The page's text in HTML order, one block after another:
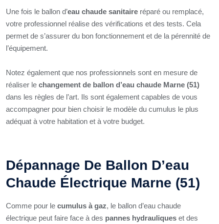
Une fois le ballon d’eau chaude sanitaire réparé ou remplacé,
votre professionnel réalise des vérifications et des tests. Cela
permet de s’assurer du bon fonctionnement et de la pérennité de
l’équipement.
Notez également que nos professionnels sont en mesure de
réaliser le changement de ballon d’eau chaude Marne (51)
dans les règles de l’art. Ils sont également capables de vous
accompagner pour bien choisir le modèle du cumulus le plus
adéquat à votre habitation et à votre budget.
Dépannage De Ballon D’eau
Chaude Électrique Marne (51)
Comme pour le cumulus à gaz, le ballon d’eau chaude
électrique peut faire face à des pannes hydrauliques et des